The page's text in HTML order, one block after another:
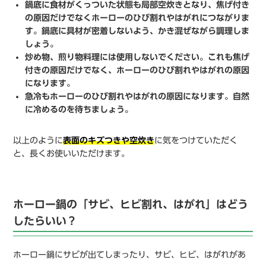
鍋底に食材がくっついた状態も局部空炊きとなり、焦げ付き
の原因だけでなくホーローのひび割れやはがれにつながりま
す。鍋底に具材が密着しないよう、かき混ぜながら調理しま
しょう。
炒め物、煎り物料理には使用しないでください。これも焦げ
付きの原因だけでなく、ホーローのひび割れやはがれの原因
になります。
急冷もホーローのひび割れやはがれの原因になります。自然
に冷めるのを待ちましょう。
以上のように表面のキズつきや空炊きに気をつけていただく
と、長くお使いいただけます。
ホーロー鍋の「サビ、ヒビ割れ、はがれ」はどう
したらいい？
ホーロー鍋にサビが出てしまったり、サビ、ヒビ、はがれがあ